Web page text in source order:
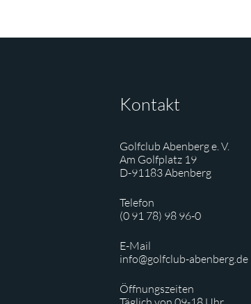
Kontakt
Golfclub Abenberg e. V.
Am Golfplatz 19
D-91183 Abenberg
Telefon
(0 91 78) 98 96-0
E-Mail
info@golfclub-abenberg.de
Öffnungszeiten